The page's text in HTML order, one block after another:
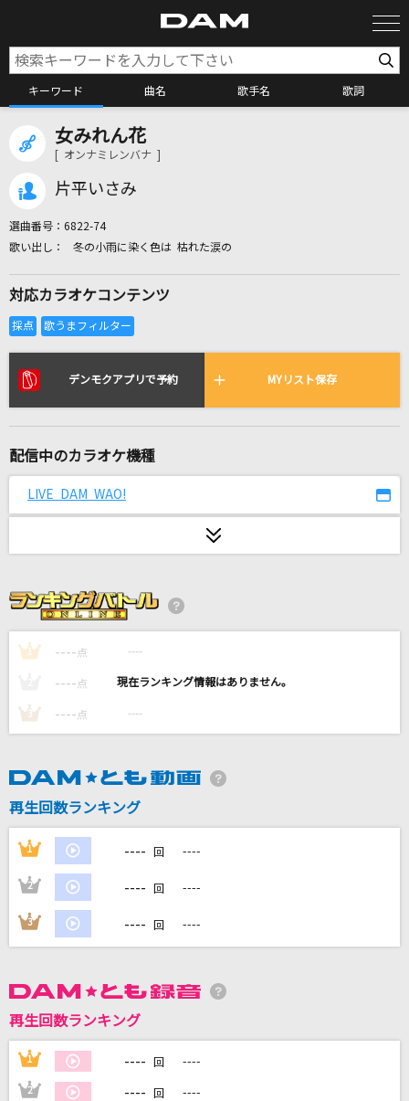
キーワード 曲名 歌手名 歌詞
リアルタイムで歌われている曲の一覧
GO!!!
Pretender
白日
King Gnu
HY
バルーン
[生音]悲しみは雪のように
浜田省吾
As the Dew
GARNET CROW
友成空
[生音]憂、燦々
クリープハイプ
女みれん花
[ オンナミレンバナ ]
片平いさみ
選曲番号： 6822-74
冬の小雨に染く色は 枯れた涙の
対応カラオケコンテンツ
デンモクアプリで予約 MYリスト保存
配信中のカラオケ機種
LIVE DAM WAO!
1 ---- 点 ----
---- 点 ----
3 ---- 点 ----
再生回数ランキング
1 ---- 回 ----
2 ---- 回 ----
3 ---- 回 ----
再生回数ランキング
1 ---- 回 ----
2 ---- 回 ----